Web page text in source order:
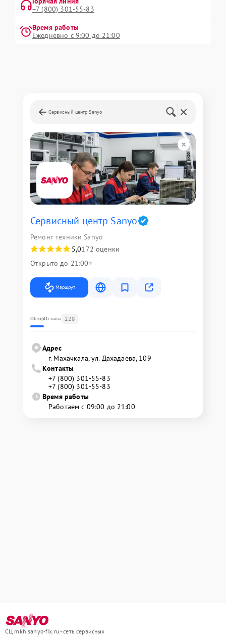
+7 (800) 301-55-83
Время работы
Ежедневно с 9:00 до 21:00
Сервисный центр Sanyo
Сервисный центр Sanyo
Ремонт техники Sanyo
5,0172 оценки
Открыто до 21:00
Маршрут
ОбзорОтзывы 228
Адрес
г. Махачкала, ул. Дахадаева, 109
Контакты
+7 (800) 301-55-83
+7 (800) 301-55-83
Время работы
Работаем с 09:00 до 21:00
СЦ mkh.sanyo-fix.ru - сеть сервисных